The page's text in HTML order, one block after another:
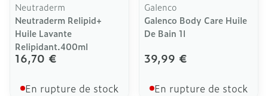
Neutraderm
Neutraderm Relipid+
Huile Lavante
Relipidant.400ml
16,70 €
En rupture de stock
Galenco
Galenco Body Care Huile
De Bain 1l
39,99 €
En rupture de stock